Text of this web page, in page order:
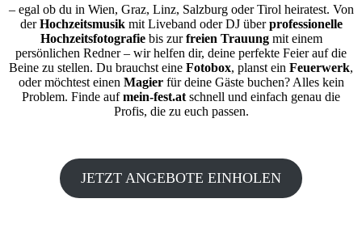
– egal ob du in Wien, Graz, Linz, Salzburg oder Tirol heiratest. Von
derHochzeitsmusikmit Liveband oder DJ überprofessionelle
Hochzeitsfotografiebis zurfreien Trauungmit einem
persönlichen Redner – wir helfen dir, deine perfekte Feier auf die
Beine zu stellen. Du brauchst eine Fotobox, planst ein Feuerwerk,
oder möchtest einen Magierfür deine Gäste buchen? Alles kein
Problem. Finde aufmein-fest.atschnell und einfach genau die
Profis, die zu euch passen.
JETZT ANGEBOTE EINHOLEN